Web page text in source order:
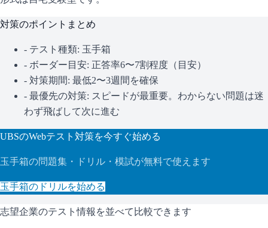
対策のポイントまとめ
- テスト種類: 玉手箱
- ボーダー目安: 正答率6〜7割程度（目安）
- 対策期間: 最低2〜3週間を確保
- 最優先の対策: スピードが最重要。わからない問題は迷
わず飛ばして次に進む
UBSのWebテスト対策を今すぐ始める
玉手箱の問題集・ドリル・模試が無料で使えます
玉手箱のドリルを始める
志望企業のテスト情報を並べて比較できます